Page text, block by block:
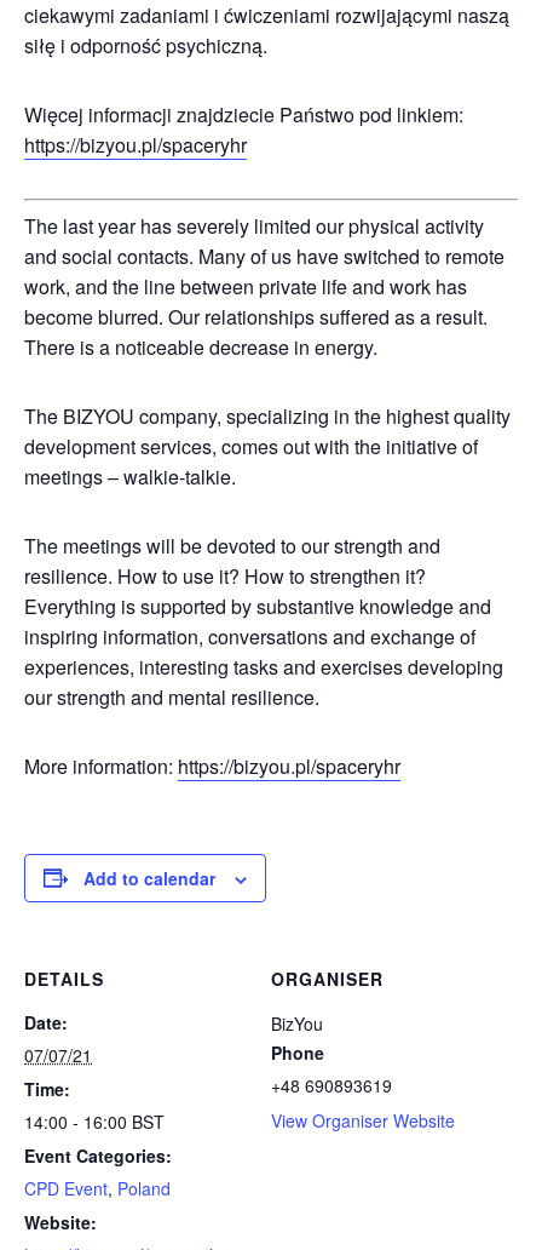
ciekawymi zadaniami i ćwiczeniami rozwijającymi naszą
siłę i odporność psychiczną.
Więcej informacji znajdziecie Państwo pod linkiem:
https://bizyou.pl/spaceryhr
The last year has severely limited our physical activity
and social contacts. Many of us have switched to remote
work, and the line between private life and work has
become blurred. Our relationships suffered as a result.
There is a noticeable decrease in energy.
The BIZYOU company, specializing in the highest quality
development services, comes out with the initiative of
meetings – walkie-talkie.
The meetings will be devoted to our strength and
resilience. How to use it? How to strengthen it?
Everything is supported by substantive knowledge and
inspiring information, conversations and exchange of
experiences, interesting tasks and exercises developing
our strength and mental resilience.
More information: https://bizyou.pl/spaceryhr
Add to calendar
DETAILS
Date:
07/07/21
Time:
14:00 - 16:00 BST
Event Categories:
CPD Event, Poland
Website:
ORGANISER
BizYou
Phone
+48 690893619
View Organiser Website